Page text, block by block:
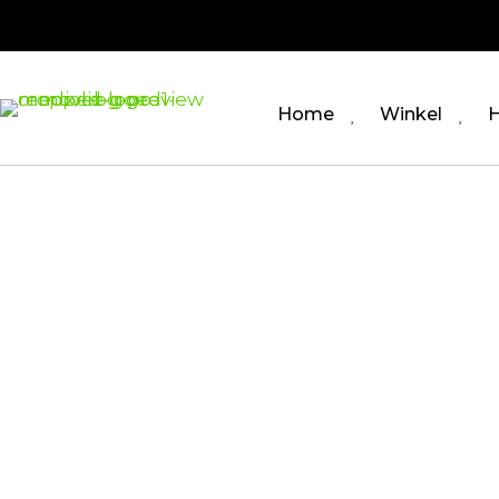
Home Winkel